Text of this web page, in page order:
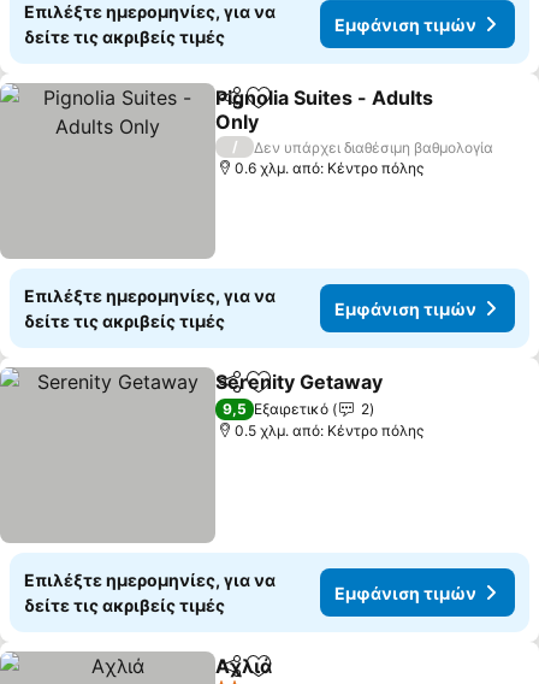
Επιλέξτε ημερομηνίες, για να
δείτε τις ακριβείς τιμές
Εμφάνιση τιμών
Κοινοποίηση
Προσθήκη στα αγαπημένα
Pignolia Suites - Adults
Only
/
Δεν υπάρχει διαθέσιμη βαθμολογία
0.6 χλμ. από: Κέντρο πόλης
Επιλέξτε ημερομηνίες, για να
δείτε τις ακριβείς τιμές
Εμφάνιση τιμών
Κοινοποίηση
Προσθήκη στα αγαπημένα
Serenity Getaway
9,5 Εξαιρετικό
2
0.5 χλμ. από: Κέντρο πόλης
Επιλέξτε ημερομηνίες, για να
δείτε τις ακριβείς τιμές
Εμφάνιση τιμών
Κοινοποίηση
Προσθήκη στα αγαπημένα
Aχλιά